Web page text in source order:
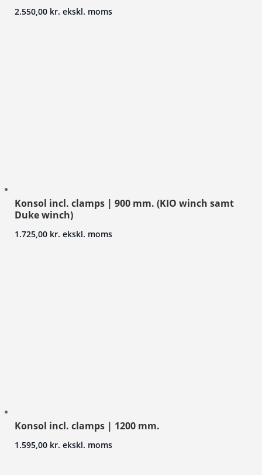
2.550,00 kr. ekskl. moms
Konsol incl. clamps | 900 mm. (KIO winch samt
Duke winch)
1.725,00 kr. ekskl. moms
Konsol incl. clamps | 1200 mm.
1.595,00 kr. ekskl. moms